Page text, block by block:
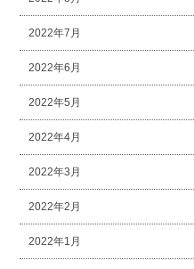
2022年7月
2022年6月
2022年5月
2022年4月
2022年3月
2022年2月
2022年1月